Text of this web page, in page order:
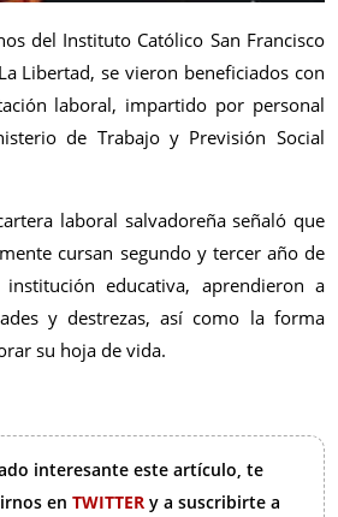
del Instituto Católico San Francisco
Libertad, se vieron beneficiados con
laboral, impartido por personal
de Trabajo y Previsión Social
laboral salvadoreña señaló que
cursan segundo y tercer año de
educativa, aprendieron a
y destrezas, así como la forma
su hoja de vida.
interesante este artículo, te
en TWITTER y a suscribirte a